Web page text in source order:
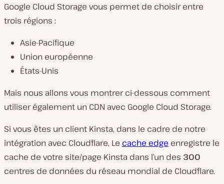
Google Cloud Storage vous permet de choisir entre
trois régions :
Asie-Pacifique
Union européenne
États-Unis
Mais nous allons vous montrer ci-dessous comment
utiliser également un CDN avec Google Cloud Storage.
Si vous êtes un client Kinsta, dans le cadre de notre
intégration avec Cloudflare, Le cache edge enregistre le
cache de votre site/page Kinsta dans l’un des 300
centres de données du réseau mondial de Cloudflare.